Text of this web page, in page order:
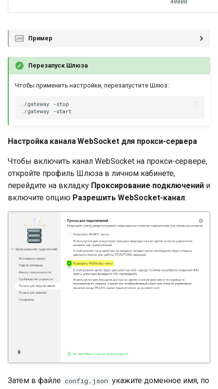
Пример
Перезапуск Шлюза
Чтобы применить настройки, перезапустите Шлюз:
./gateway
./gateway
-start
Настройка канала WebSocket для прокси-сервера
Чтобы включить канал WebSocket на прокси-сервере,
откройте профиль Шлюза в личном кабинете,
перейдите на вкладку Проксирование подключений и
включите опцию Разрешить WebSocket-канал:
Затем в файле config.json укажите доменное имя, по